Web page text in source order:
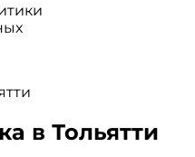
в Тольятти